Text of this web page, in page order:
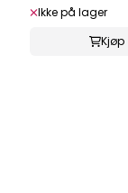
Ikke på lager
Kjøp